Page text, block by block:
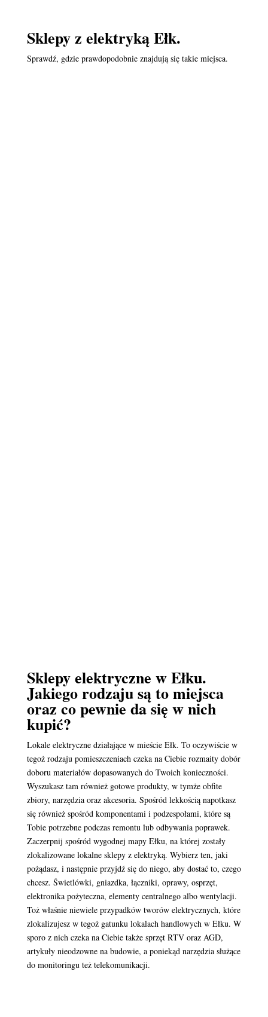
Sklepy z elektryką Ełk.
Sprawdź, gdzie prawdopodobnie znajdują się takie miejsca.
Sklepy elektryczne w Ełku.
Jakiego rodzaju są to miejsca
oraz co pewnie da się w nich
kupić?
Lokale elektryczne działające w mieście Ełk. To oczywiście w
tegoż rodzaju pomieszczeniach czeka na Ciebie rozmaity dobór
doboru materiałów dopasowanych do Twoich konieczności.
Wyszukasz tam również gotowe produkty, w tymże obfite
zbiory, narzędzia oraz akcesoria. Spośród lekkością napotkasz
się również spośród komponentami i podzespołami, które są
Tobie potrzebne podczas remontu lub odbywania poprawek.
Zaczerpnij spośród wygodnej mapy Ełku, na której zostały
zlokalizowane lokalne sklepy z elektryką. Wybierz ten, jaki
pożądasz, i następnie przyjdź się do niego, aby dostać to, czego
chcesz. Świetlówki, gniazdka, łączniki, oprawy, osprzęt,
elektronika pożyteczna, elementy centralnego albo wentylacji.
Toż właśnie niewiele przypadków tworów elektrycznych, które
zlokalizujesz w tegoż gatunku lokalach handlowych w Ełku. W
sporo z nich czeka na Ciebie także sprzęt RTV oraz AGD,
artykuły nieodzowne na budowie, a poniekąd narzędzia służące
do monitoringu też telekomunikacji.